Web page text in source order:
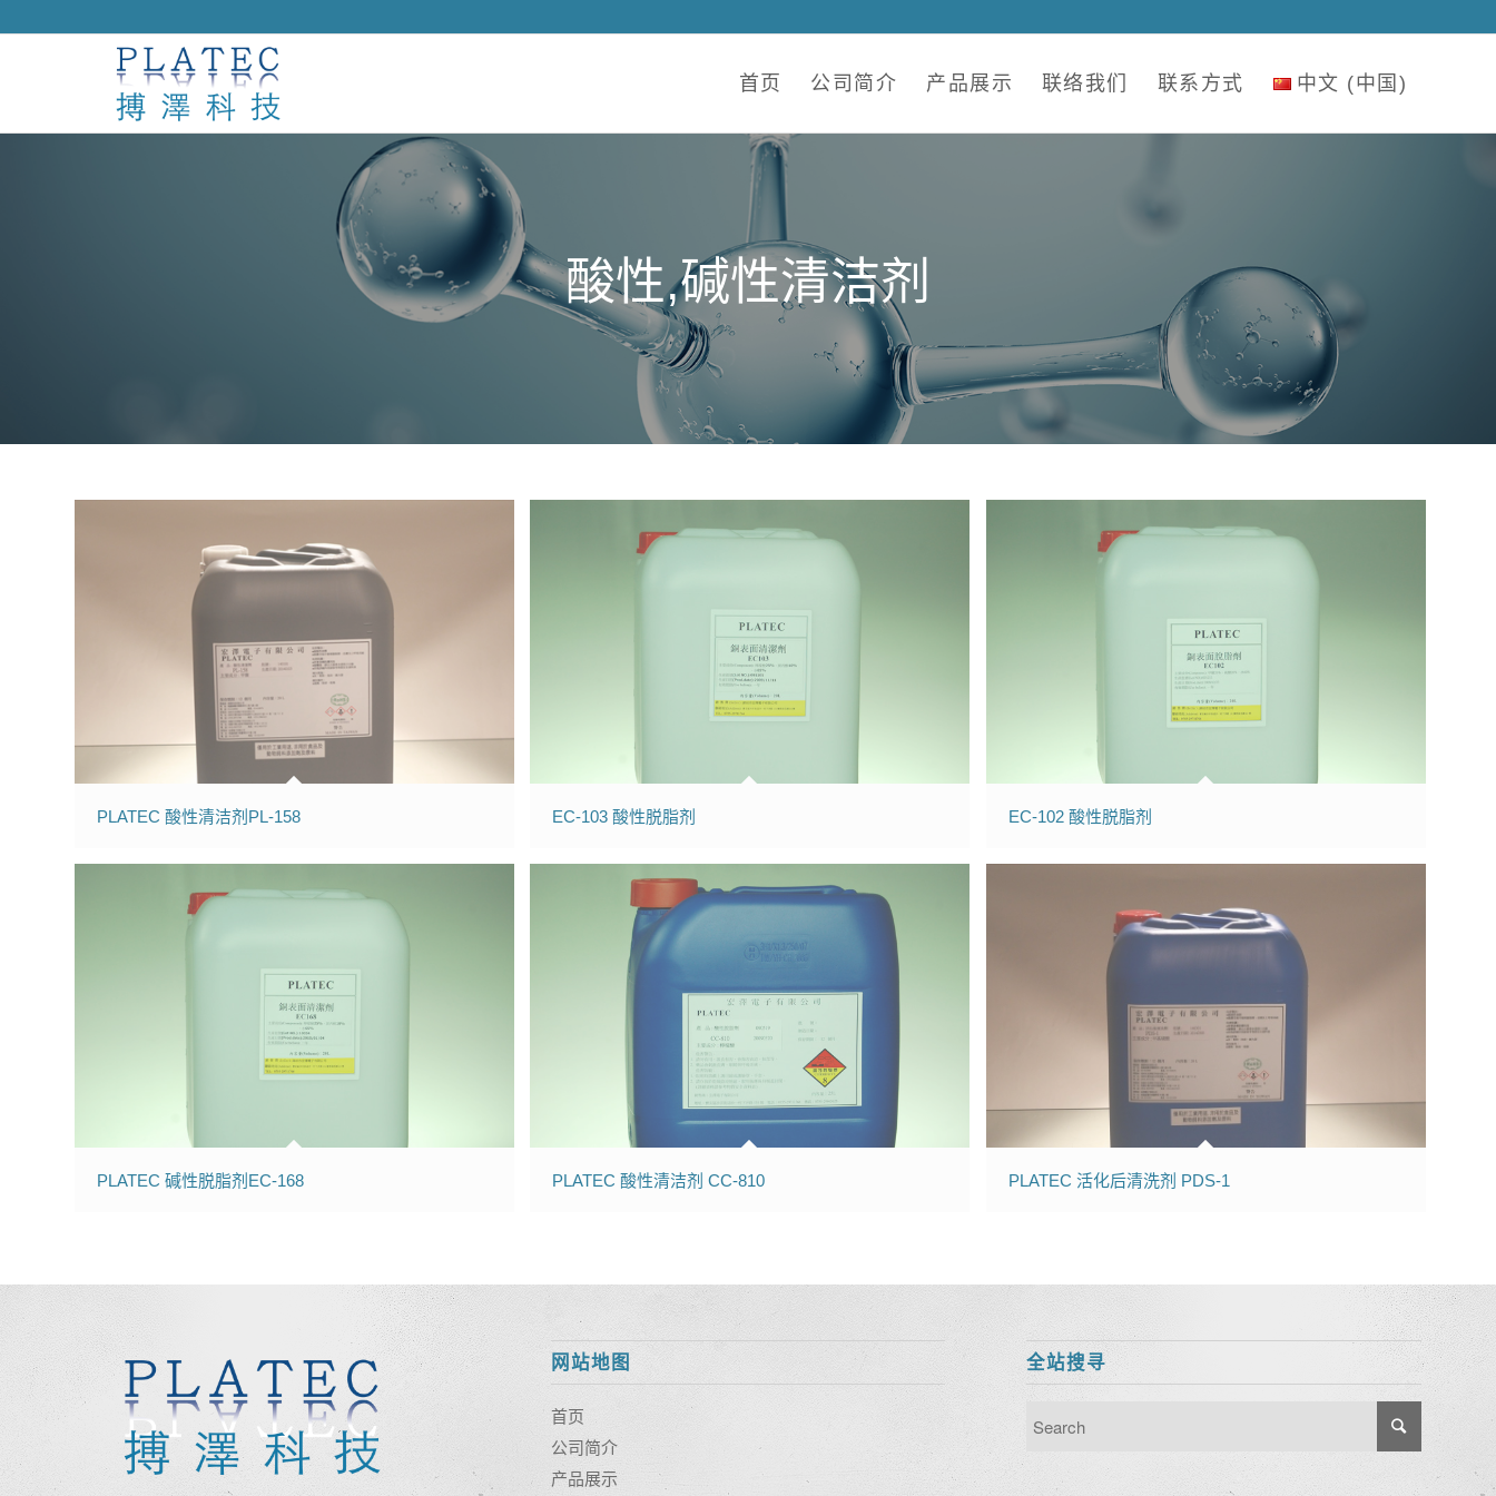
首页 公司简介 产品展示 联络我们 联系方式 中文 (中国)
酸性,碱性清洁剂
PLATEC 酸性清洁剂PL-158 EC-103 酸性脱脂剂 EC-102 酸性脱脂剂
PLATEC 碱性脱脂剂EC-168 PLATEC 酸性清洁剂 CC-810 PLATEC 活化后清洗剂 PDS-1
网站地图
首页
公司简介
产品展示
全站搜寻